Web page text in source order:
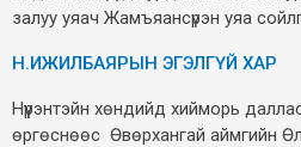
залуу уяач Жамъяансүрэн уяа
Н.ИЖИЛБАЯРЫН ЭГЭЛГҮЙ ХАР
Нүүрэнтэйн хөндийд хийморь
өргөснөөс Өвөрхангай аймгийн